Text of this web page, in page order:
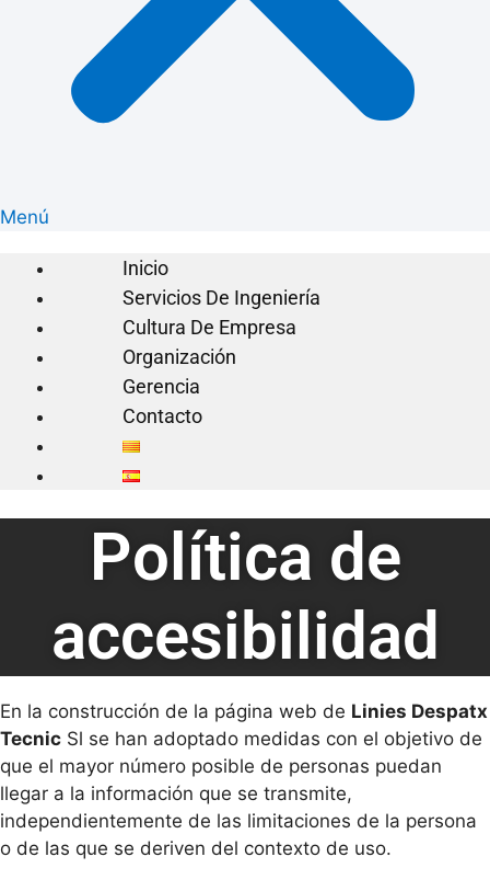
Menú
Inicio
Servicios De Ingeniería
Cultura De Empresa
Organización
Gerencia
Contacto
Política de
accesibilidad
En la construcción de la página web de Linies Despatx
Tecnic Sl se han adoptado medidas con el objetivo de
que el mayor número posible de personas puedan
llegar a la información que se transmite,
independientemente de las limitaciones de la persona
o de las que se deriven del contexto de uso.